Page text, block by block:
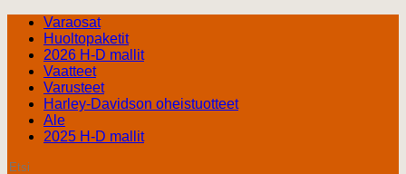
Varaosat
Huoltopaketit
2026 H-D mallit
Vaatteet
Varusteet
Harley-Davidson oheistuotteet
Ale
2025 H-D mallit
Etsi